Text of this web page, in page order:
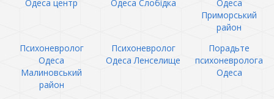
Одеса центр Одеса Слобідка
Одеса
Приморський
район
Психоневролог
Одеса
Малиновський
район
Психоневролог
Одеса Ленселище
Порадьте
психоневролога
Одеса